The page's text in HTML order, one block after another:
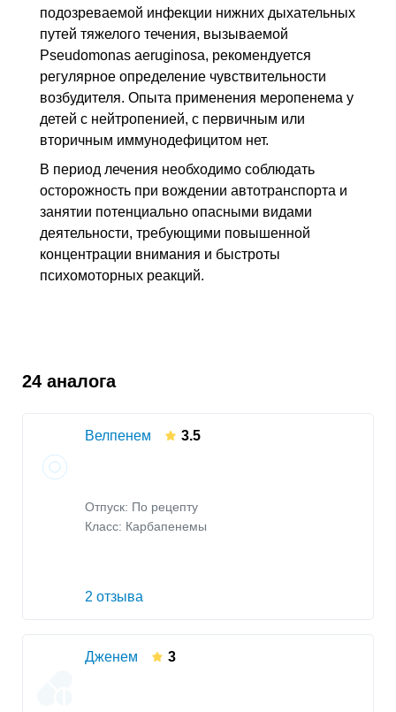
подозреваемой инфекции нижних дыхательных
путей тяжелого течения, вызываемой
Pseudomonas aeruginosa, рекомендуется
регулярное определение чувствительности
возбудителя. Опыта применения меропенема у
детей с нейтропенией, с первичным или
вторичным иммунодефицитом нет.
В период лечения необходимо соблюдать
осторожность при вождении автотранспорта и
занятии потенциально опасными видами
деятельности, требующими повышенной
концентрации внимания и быстроты
психомоторных реакций.
24 аналога
Велпенем 3.5
Отпуск: По рецепту
Класс: Карбапенемы
2 отзыва
Дженем 3